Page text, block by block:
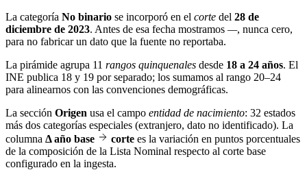
La categoría No binario se incorporó en el corte del 28 de
diciembre de 2023. Antes de esa fecha mostramos —, nunca cero,
para no fabricar un dato que la fuente no reportaba.
La pirámide agrupa 11 rangos quinquenales desde 18 a 24 años. El
INE publica 18 y 19 por separado; los sumamos al rango 20–24
para alinearnos con las convenciones demográficas.
La sección Origen usa el campo entidad de nacimiento: 32 estados
más dos categorías especiales (extranjero, dato no identificado). La
columna Δ año base corte es la variación en puntos porcentuales
de la composición de la Lista Nominal respecto al corte base
configurado en la ingesta.